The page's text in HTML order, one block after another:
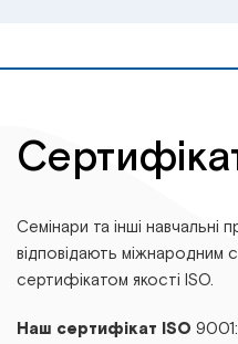
Семінари та інші навчальні
відповідають міжнародним
сертифікатом якості ISO.
Наш сертифікат ISO